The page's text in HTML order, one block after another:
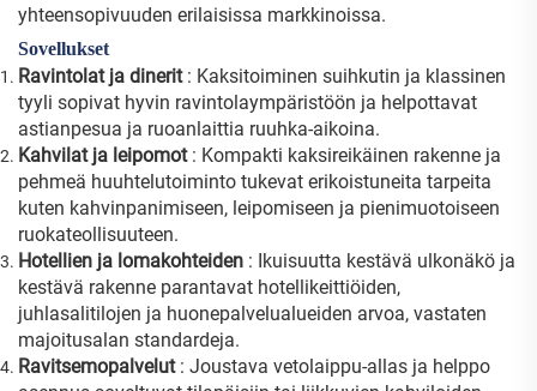
yhteensopivuuden erilaisissa markkinoissa.
Sovellukset
Ravintolat ja dinerit : Kaksitoiminen suihkutin ja klassinen
tyyli sopivat hyvin ravintolaympäristöön ja helpottavat
astianpesua ja ruoanlaittia ruuhka-aikoina.
Kahvilat ja leipomot : Kompakti kaksireikäinen rakenne ja
pehmeä huuhtelutoiminto tukevat erikoistuneita tarpeita
kuten kahvinpanimiseen, leipomiseen ja pienimuotoiseen
ruokateollisuuteen.
Hotellien ja lomakohteiden : Ikuisuutta kestävä ulkonäkö ja
kestävä rakenne parantavat hotellikeittiöiden,
juhlasalitilojen ja huonepalvelualueiden arvoa, vastaten
majoitusalan standardeja.
Ravitsemopalvelut : Joustava vetolaippu-allas ja helppo